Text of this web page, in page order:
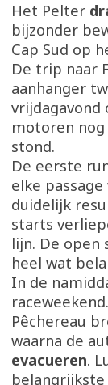
Het Pelter
bijzonder
Cap Sud op
De trip naar
aanhanger
vrijdagavond
motoren
stond.
De eerste
elke
duidelijk
starts
lijn. De open
heel wat
In de
Pêchereau
waarna de
evacueren.